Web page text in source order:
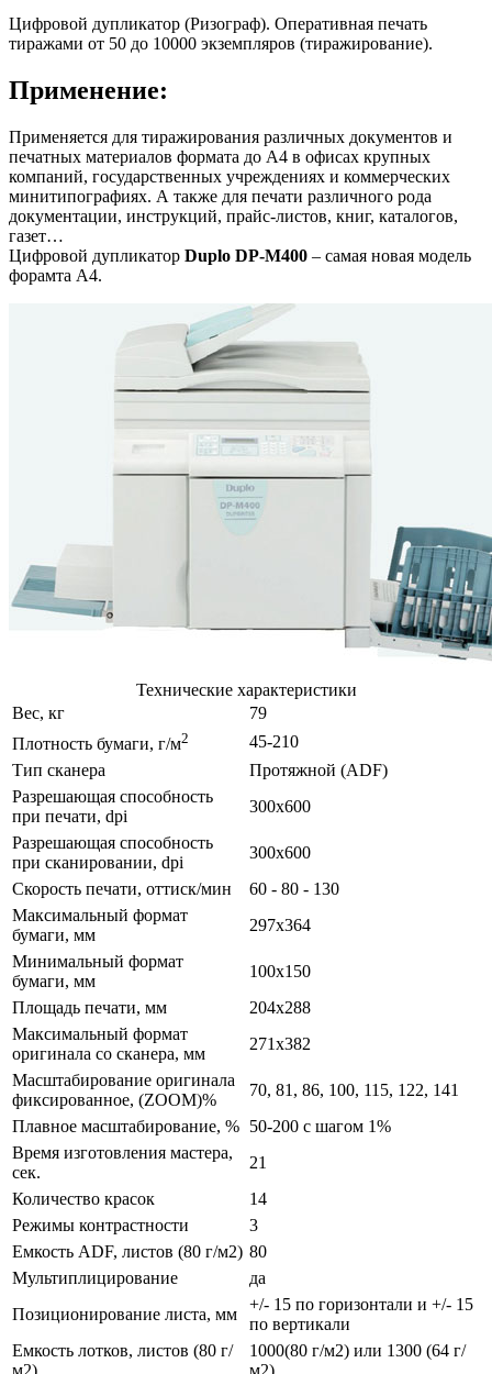
Цифровой дупликатор (Ризограф). Оперативная печать
тиражами от 50 до 10000 экземпляров (тиражирование).
Применение:
Применяется для тиражирования различных документов и
печатных материалов формата до А4 в офисах крупных
компаний, государственных учреждениях и коммерческих
минитипографиях. А также для печати различного рода
документации, инструкций, прайс-листов, книг, каталогов,
газет…
Цифровой дупликатор Duplo DP-M400 – самая новая модель
форамта А4.
Технические характеристики
Вес, кг
79
Плотность бумаги, г/м2
45-210
Тип сканера
Протяжной (ADF)
Разрешающая способность
при печати, dpi
300х600
Разрешающая способность
при сканировании, dpi
300х600
Скорость печати, оттиск/мин
60 - 80 - 130
Максимальный формат
бумаги, мм
297х364
Минимальный формат
бумаги, мм
100х150
Площадь печати, мм
204х288
Максимальный формат
оригинала со сканера, мм
271х382
Масштабирование оригинала
фиксированное, (ZOOM)%
70, 81, 86, 100, 115, 122, 141
Плавное масштабирование, % 50-200 с шагом 1%
Время изготовления мастера,
сек.
21
Количество красок
14
Режимы контрастности
3
Емкость ADF, листов (80 г/м2) 80
Мультиплицирование
да
Позиционирование листа, мм
+/- 15 по горизонтали и +/- 15
по вертикали
Емкость лотков, листов (80 г/
м2)
1000(80 г/м2) или 1300 (64 г/
м2)